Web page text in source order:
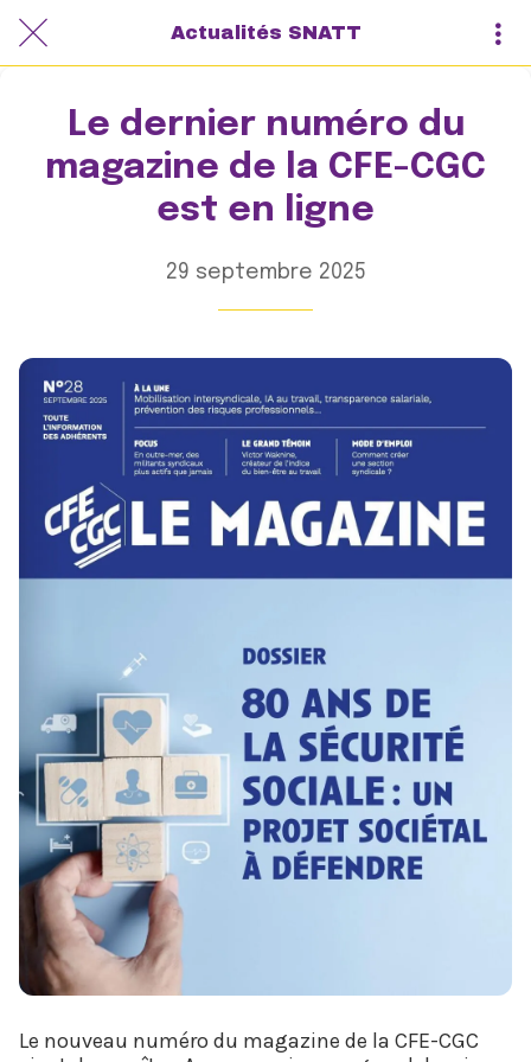
Actualités SNATT
Le dernier numéro du
magazine de la CFE-CGC
est en ligne
29 septembre 2025
Le nouveau numéro du magazine de la CFE-CGC